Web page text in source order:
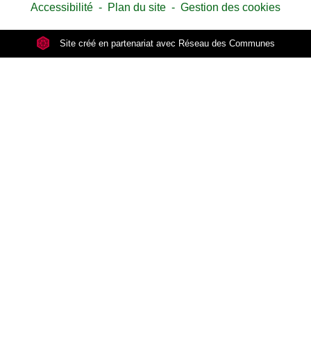
Accessibilité - Plan du site - Gestion des cookies
Site créé en partenariat avec Réseau des Communes